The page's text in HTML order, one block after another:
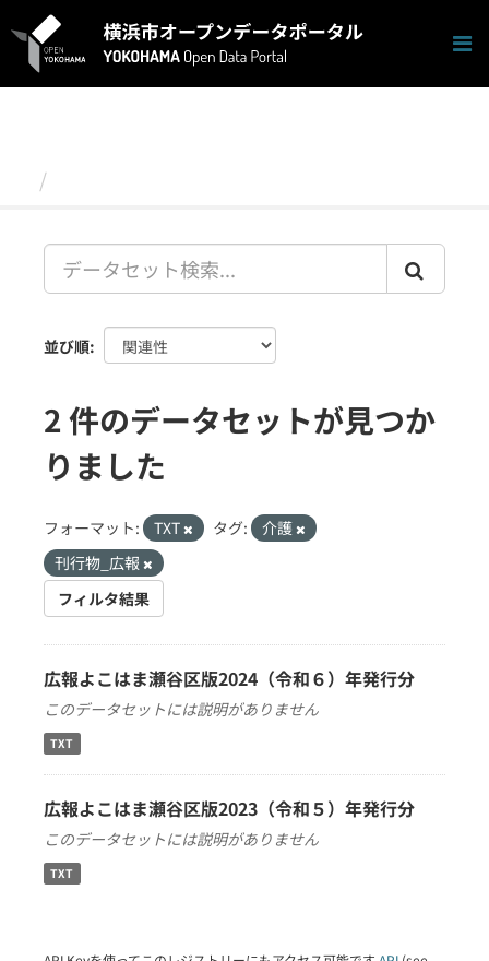
キ
並び順
2 件のデータセットが見つか
りました
フォーマット: TXT タグ:
介護
刊行物_広報
フィルタ結果
広報よこはま瀬谷区版2024（令和６）年発行分
このデータセットには説明がありません
TXT
広報よこはま瀬谷区版2023（令和５）年発行分
このデータセットには説明がありません
TXT